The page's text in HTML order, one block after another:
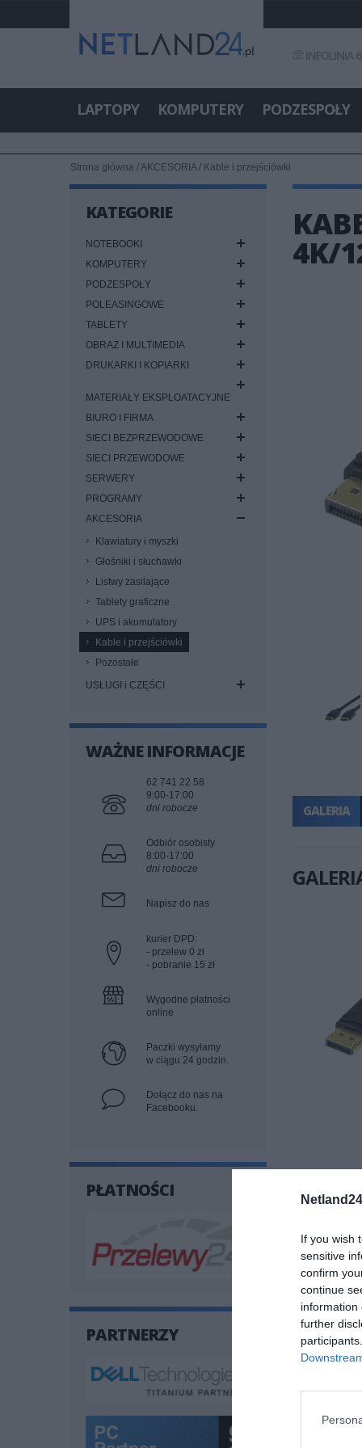
If you wish
sensitive
confirm
continue
information
further
INFOLINIA
LAPTOPY KOMPUTERY PODZESPOŁY
Strona główna /AKCESORIA/ Kable i przejściówki
KATEGORIE
NOTEBOOKI
KOMPUTERY
PODZESPOŁY
POLEASINGOWE
TABLETY
OBRAZ I MULTIMEDIA
DRUKARKI I KOPIARKI
MATERIAŁY EKSPLOATACYJNE
BIURO I FIRMA
SIECI BEZPRZEWODOWE
SIECI PRZEWODOWE
SERWERY
PROGRAMY
AKCESORIA
Klawiatury i myszki
Głośniki i słuchawki
Listwy zasilające
Tablety graficzne
UPS i akumulatory
Kable i przejściówki
Pozostałe
USŁUGI i CZĘŚCI
WAŻNE INFORMACJE
62 741 22 58
9:00-17:00
dni robocze
Odbiór osobisty
8:00-17:00
dni robocze
Napisz do nas
kurier DPD:
- przelew 0 zł
- pobranie 15 zł
Wygodne płatności
online
Paczki wysyłamy
w ciągu 24 godzin.
Dołącz do nas na
Facebooku.
PŁATNOŚCI
PARTNERZY
4K/
GALERIA